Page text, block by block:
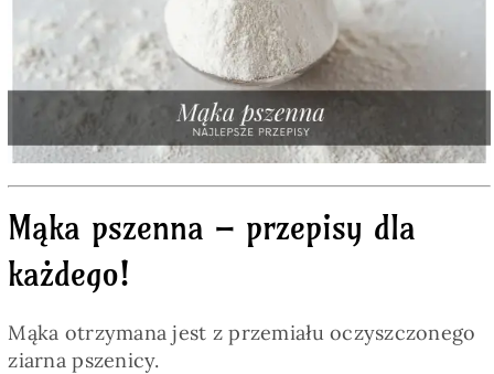
Napoje
Pieczywo
Przetwory
Posiłki
Mąka pszenna – przepisy dla
każdego!
Mąka otrzymana jest z przemiału oczyszczonego
ziarna pszenicy.